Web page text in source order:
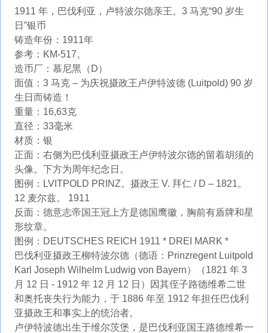
1911 年，巴伐利亚，卢特波尔德亲王。3 马克“90 岁生
日”银币
铸造年份：1911年
参考：KM-517。
造币厂：慕尼黑（D）
面值：3 马克 – 为庆祝摄政王卢伊特波德 (Luitpold) 90 岁
生日而铸造！
重量：16,63克
直径：33毫米
材质：银
正面：右侧为巴伐利亚摄政王卢伊特波尔德的留着胡须的
头像。下方为周年纪念日。
图例：LVITPOLD PRINZ。摄政王 V. 拜仁 / D – 1821。
12 麦尔兹。 1911
反面：德意志帝国王冠上方是德国鹰徽，胸前有盾牌和星
形纹章。
图例：DEUTSCHES REICH 1911 * DREI MARK *
巴伐利亚摄政王柳特波尔德（德语：Prinzregent Luitpold
Karl Joseph Wilhelm Ludwig von Bayern）（1821 年 3
月 12 日 - 1912 年 12 月 12 日）因其侄子路德维希二世
和奥托丧失行为能力，于 1886 年至 1912 年担任巴伐利
亚摄政王和事实上的统治者。
卢伊特波德出生于维尔茨堡，是巴伐利亚国王路德维希一